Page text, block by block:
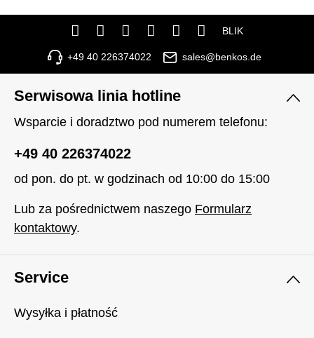
BLIK
+49 40 226374022 sales@benkos.de
Serwisowa linia hotline
Wsparcie i doradztwo pod numerem telefonu:
+49 40 226374022
od pon. do pt. w godzinach od 10:00 do 15:00
Lub za pośrednictwem naszego Formularz
kontaktowy.
Service
Wysyłka i płatność